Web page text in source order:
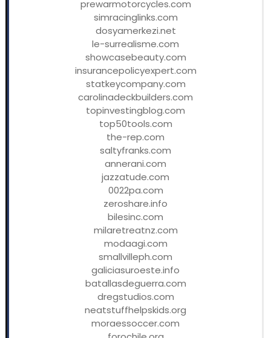
prewarmotorcycles.com
simracinglinks.com
dosyamerkezi.net
le-surrealisme.com
showcasebeauty.com
insurancepolicyexpert.com
statkeycompany.com
carolinadeckbuilders.com
topinvestingblog.com
top50tools.com
the-rep.com
saltyfranks.com
annerani.com
jazzatude.com
0022pa.com
zeroshare.info
bilesinc.com
milaretreatnz.com
modaagi.com
smallvilleph.com
galiciasuroeste.info
batallasdeguerra.com
dregstudios.com
neatstuffhelpskids.org
moraessoccer.com